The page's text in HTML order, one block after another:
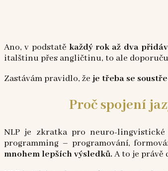
Ano, v podstatě každý rok až dva
italštinu přes angličtinu, to ale
Zastávám pravidlo, žeje třeba se
Proč spojení
NLP je zkratka pro neuro-
programming – programování,
mnohem lepších výsledků.A to je právě